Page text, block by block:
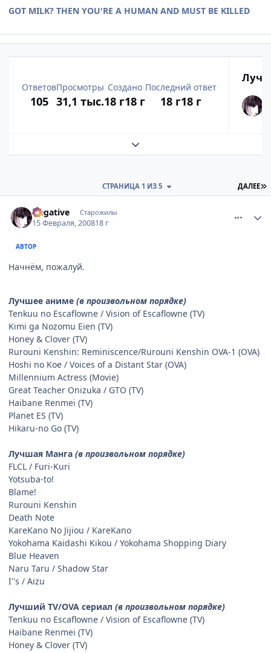
GOT MILK? THEN YOU'RE A HUMAN AND MUST BE KILLED
Ответов
105
Просмотры
31,1 тыс.
Создано
18 г18 г
Последний ответ
18 г18 г
Развернуть обзор темы
ДАЛЕЕ
СТРАНИЦА 1 ИЗ 5
Negative Старожилы
15 Февраля, 200818 г
АВТОР
Начнём, пожалуй.
Лучшее аниме (в произвольном порядке)
Tenkuu no Escaflowne / Vision of Escaflowne (TV)
Kimi ga Nozomu Eien (TV)
Honey & Clover (TV)
Rurouni Kenshin: Reminiscence/Rurouni Kenshin OVA-1 (OVA)
Hoshi no Koe / Voices of a Distant Star (OVA)
Millennium Actress (Movie)
Great Teacher Onizuka / GTO (TV)
Haibane Renmei (TV)
Planet ES (TV)
Hikaru-no Go (TV)
Лучшая Манга (в произвольном порядке)
FLCL / Furi-Kuri
Yotsuba-to!
Blame!
Rurouni Kenshin
Death Note
KareKano No Jijiou / KareKano
Yokohama Kaidashi Kikou / Yokohama Shopping Diary
Blue Heaven
Naru Taru / Shadow Star
I''s / Aizu
Лучший TV/OVA сериал (в произвольном порядке)
Tenkuu no Escaflowne / Vision of Escaflowne (TV)
Haibane Renmei (TV)
Honey & Clover (TV)